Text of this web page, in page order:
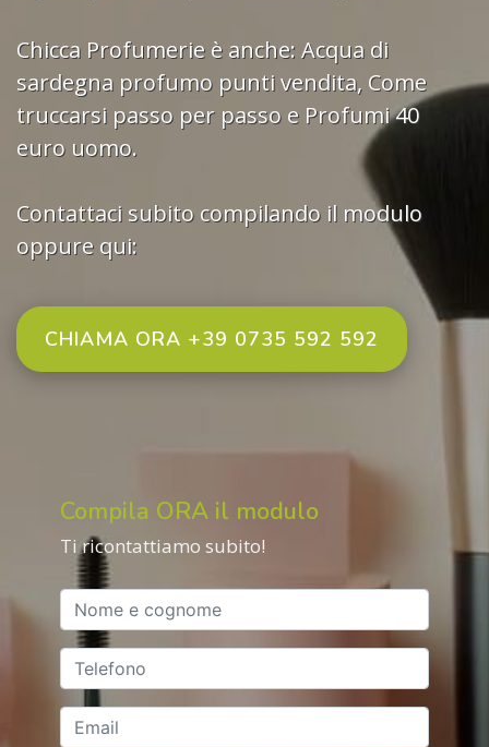
Chicca Profumerie è anche: Acqua di
sardegna profumo punti vendita, Come
truccarsi passo per passo e Profumi 40
euro uomo.
Contattaci subito compilando il modulo
oppure qui:
CHIAMA ORA +39 0735 592 592
Compila ORA il modulo
Ti ricontattiamo subito!